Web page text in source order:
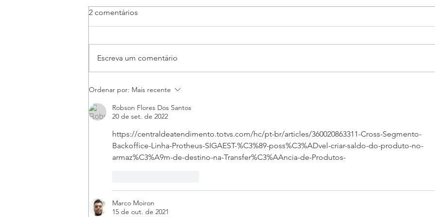
Cadastro Prod x Cod decl. X
Inutilização cancelamento de
parâmetro MV_CANCNFE=.F. Em
2 comentários
Escreva um comentário
Ordenar por: Mais recente
Robson Flores Dos Santos
20 de set. de 2022
https://centraldeatendimento.totvs.com/hc/pt-br/articles/360020863311-Cross-Segmento-
Backoffice-Linha-Protheus-SIGAEST-%C3%89-poss%C3%ADvel-criar-saldo-do-produto-no-
armaz%C3%A9m-de-destino-na-Transfer%C3%AAncia-de-Produtos-
Marco Moiron
15 de out. de 2021